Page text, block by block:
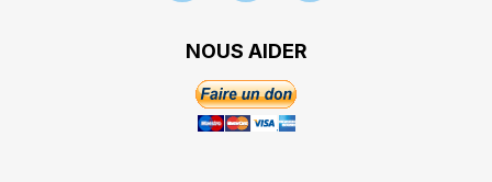
NOUS AIDER